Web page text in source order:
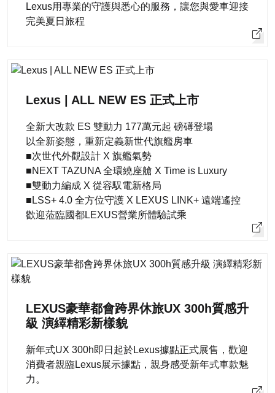
Lexus用專業的守護與悉心的服務，讓您與愛車迎接
完美夏日旅程
Lexus | ALL NEW ES 正式上市
全新大改款 ES 雙動力 177萬元起 磅礡登場
以全新姿態，重新定義新世代旗艦房車
■次世代外觀設計 X 旗艦氣勢
■NEXT TAZUNA 全環繞座艙 X Time is Luxury
■雙動力編成 X 從容馭電新格局
■LSS+ 4.0 全方位守護 X LEXUS LINK+ 遠端遙控
歡迎蒞臨國都LEXUS營業所體驗試乘
LEXUS豪華都會跨界休旅UX 300h質感升
級 演繹精彩新樣貌
新年式UX 300h即日起於Lexus據點正式展售，歡迎
消費者親臨Lexus展示據點，親身感受新年式車款魅
力。